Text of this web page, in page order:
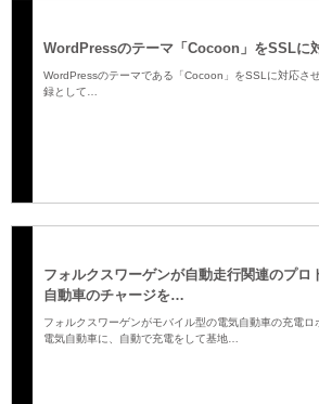
WordPressのテーマ「Cocoon」をSSLに
WordPressのテーマである「Cocoon」をSSLに対応
録として…
フォルクスワーゲンが自動走行関連のプロ
自動車のチャージを…
フォルクスワーゲンがモバイル型の電気自動車の充電
電気自動車に、自動で充電をして基地…